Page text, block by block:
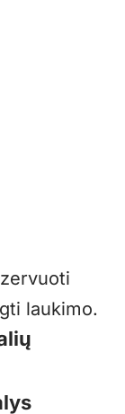
laukimo.